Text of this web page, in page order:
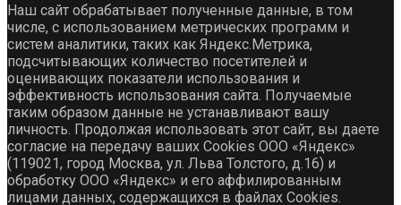
Наш сайт обрабатывает полученные данные, в том
числе, с использованием метрических программ и
систем аналитики, таких как Яндекс.Метрика,
подсчитывающих количество посетителей и
оценивающих показатели использования и
эффективность использования сайта. Получаемые
таким образом данные не устанавливают вашу
личность. Продолжая использовать этот сайт, вы даете
согласие на передачу ваших Cookies ООО «Яндекс»
(119021, город Москва, ул. Льва Толстого, д.16) и
обработку ООО «Яндекс» и его аффилированным
лицами данных, содержащихся в файлах Cookies.